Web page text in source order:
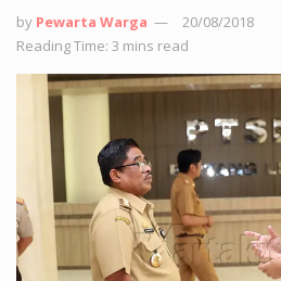
by Pewarta Warga
20/08/2018
Reading Time: 3 mins read